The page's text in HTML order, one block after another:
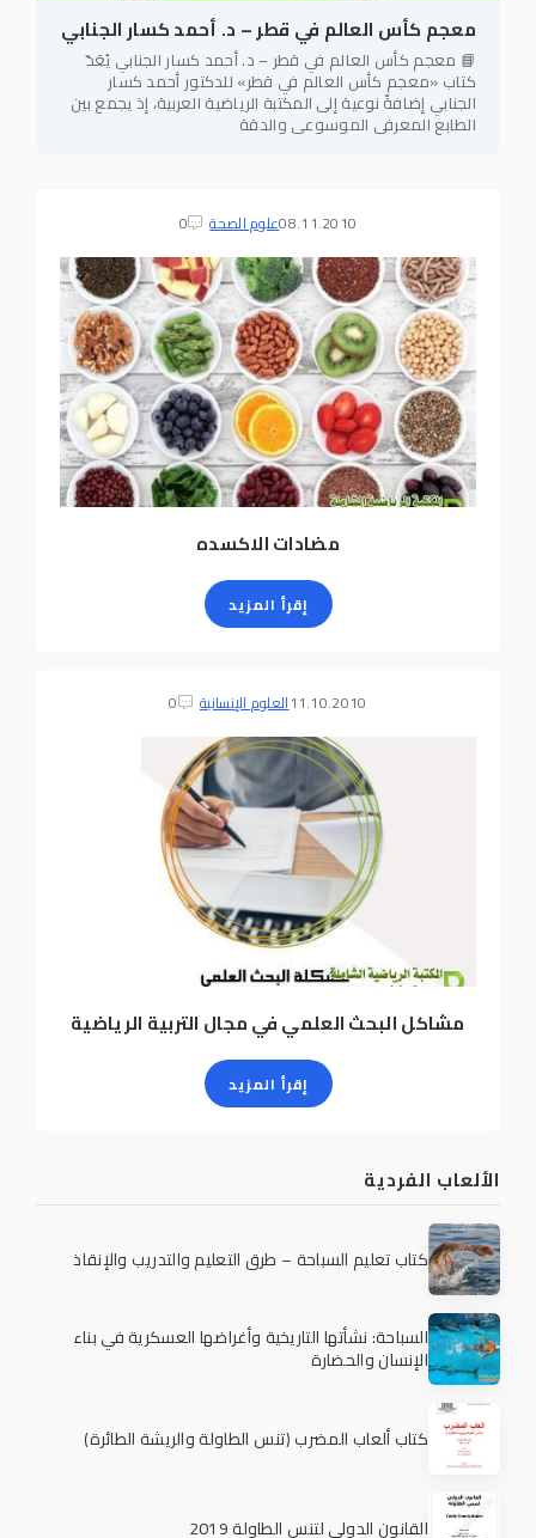
معجم كأس العالم في قطر – د. أحمد كسار الجنابي
📘 معجم كأس العالم في قطر – د. أحمد كسار الجنابي يُعَدّ
كتاب «معجم كأس العالم في قطر» للدكتور أحمد كسار
الجنابي إضافةً نوعية إلى المكتبة الرياضية العربية، إذ يجمع بين
الطابع المعرفي الموسوعي والدقة
08.11.2010علوم الصحة 0
مضادات الاكسده
إقرأ المزيد
11.10.2010العلوم الإنسانية 0
مشاكل البحث العلمي في مجال التربية الرياضية
إقرأ المزيد
الألعاب الفردية
كتاب تعليم السباحة – طرق التعليم والتدريب والإنقاذ
السباحة: نشأتها التاريخية وأغراضها العسكرية في بناء
الإنسان والحضارة
كتاب ألعاب المضرب (تنس الطاولة والريشة الطائرة)
القانون الدولي لتنس الطاولة 2019